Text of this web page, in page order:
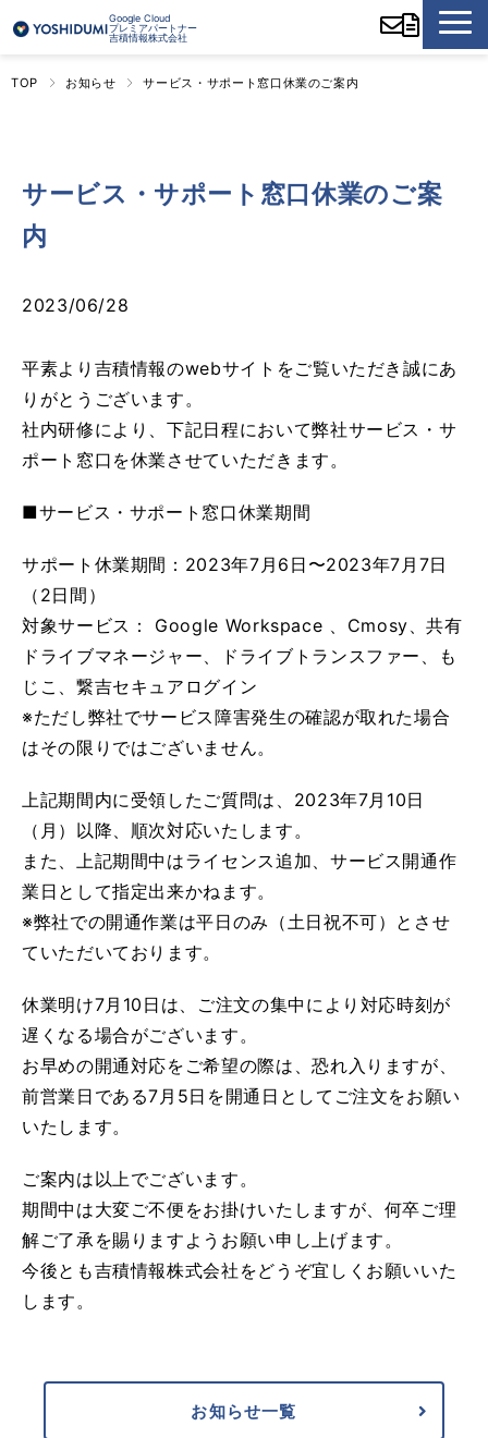
Google Cloud
プレミアパートナー
吉積情報株式会社
TOP お知らせ サービス・サポート窓口休業のご案内
サービス・サポート窓口休業のご案
内
2023/06/28
平素より吉積情報のwebサイトをご覧いただき誠にあ
りがとうございます。
社内研修により、下記日程において弊社サービス・サ
ポート窓口を休業させていただきます。
■サービス・サポート窓口休業期間
サポート休業期間：2023年7月6日〜2023年7月7日
（2日間）
対象サービス： Google Workspace 、Cmosy、共有
ドライブマネージャー、ドライブトランスファー、も
じこ、繋吉セキュアログイン
※ただし弊社でサービス障害発生の確認が取れた場合
はその限りではございません。
上記期間内に受領したご質問は、2023年7月10日
（月）以降、順次対応いたします。
また、上記期間中はライセンス追加、サービス開通作
業日として指定出来かねます。
※弊社での開通作業は平日のみ（土日祝不可）とさせ
ていただいております。
休業明け7月10日は、ご注文の集中により対応時刻が
遅くなる場合がございます。
お早めの開通対応をご希望の際は、恐れ入りますが、
前営業日である7月5日を開通日としてご注文をお願い
いたします。
ご案内は以上でございます。
期間中は大変ご不便をお掛けいたしますが、何卒ご理
解ご了承を賜りますようお願い申し上げます。
今後とも吉積情報株式会社をどうぞ宜しくお願いいた
します。
お知らせ一覧